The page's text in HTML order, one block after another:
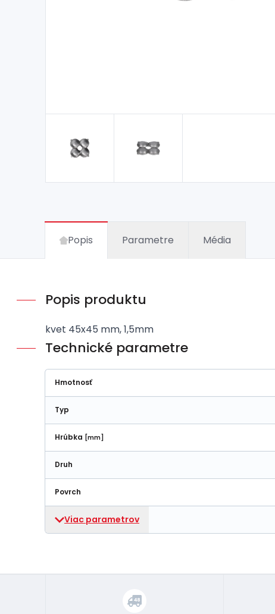
Popis Parametre Média
Popis produktu
kvet 45x45 mm, 1,5mm
Technické parametre
Hmotnosť
Typ
Hrúbka [mm]
Druh
Povrch
Viac parametrov